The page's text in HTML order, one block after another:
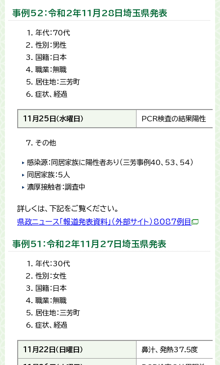
事例52：令和2年11月28日埼玉県発表
年代：70代
性別：男性
国籍：日本
職業：無職
居住地：三芳町
症状、経過
11月25日（水曜日） PCR検査の結果陽性
その他
感染源：同居家族に陽性者あり（三芳事例40、53、54）
同居家族：5人
濃厚接触者：調査中
詳しくは、下記をご覧ください。
県政ニュース「報道発表資料」（外部サイト）8087例目
事例51：令和2年11月27日埼玉県発表
年代：30代
性別：女性
国籍：日本
職業：無職
居住地：三芳町
症状、経過
11月22日（日曜日） 鼻汁、発熱37.5度